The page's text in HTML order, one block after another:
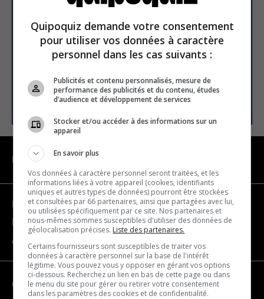
S’inscrire à la newsletter
E-mail
S’INSCRIRE
NAVIGATION
Devenir partenaire
Nous joindre
À propos
CATÉGORIES
Quipoquiz demande votre consentement
pour utiliser vos données à caractère
personnel dans les cas suivants :
Publicités et contenu personnalisés, mesure de
performance des publicités et du contenu, études
d’audience et développement de services
Stocker et/ou accéder à des informations sur un
appareil
En savoir plus
Vos données à caractère personnel seront traitées, et les
informations liées à votre appareil (cookies, identifiants
uniques et autres types de données) pourront être stockées
et consultées par 66 partenaires, ainsi que partagées avec lui,
ou utilisées spécifiquement par ce site. Nos partenaires et
nous-mêmes sommes susceptibles d'utiliser des données de
géolocalisation précises. Liste des partenaires.
Certains fournisseurs sont susceptibles de traiter vos
données à caractère personnel sur la base de l'intérêt
légitime. Vous pouvez vous y opposer en gérant vos options
ci-dessous. Recherchez un lien en bas de cette page ou dans
le menu du site pour gérer ou retirer votre consentement
dans les paramètres des cookies et de confidentialité.